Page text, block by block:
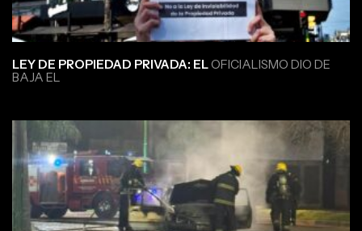
LEY DE PROPIEDAD PRIVADA: ELOFICIALISMO DIO DE
BAJA EL